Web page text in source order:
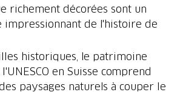
richement décorées sont un
impressionnant de l'histoire de
historiques, le patrimoine
en Suisse comprend
paysages naturels à couper le